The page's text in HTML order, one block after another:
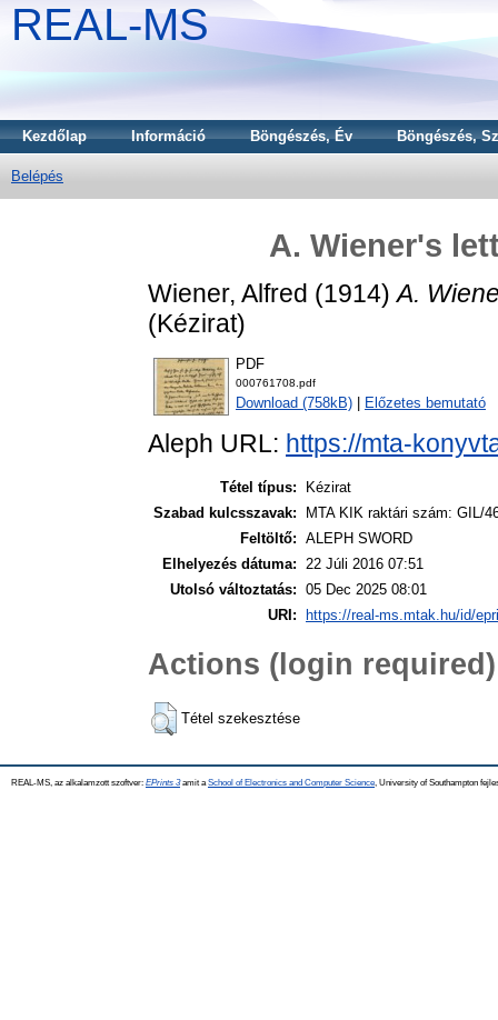
REAL-MS
Kezdőlap Információ Böngészés, Év Böngészés,
Belépés
A. Wiener's
Wiener, Alfred (1914)A.
(Kézirat)
PDF
000761708.pdf
Download (758kB) Előzetes bemutató
Aleph URL: https://mta-
Tétel típus:
Kézirat
Szabad kulcsszavak:
MTA KIK raktári szám: GIL/
Feltöltő: ALEPH SWORD
Elhelyezés dátuma: 22 Júli 2016 07:51
Utolsó változtatás: 05 Dec 2025 08:01
URI:
https://real-ms.mtak.hu/id/
Actions (login required)
Tétel szekesztése
REAL-MS, az alkalamzott szoftver: EPrints 3amit a School of Electronics and Computer Science , University of Southampton